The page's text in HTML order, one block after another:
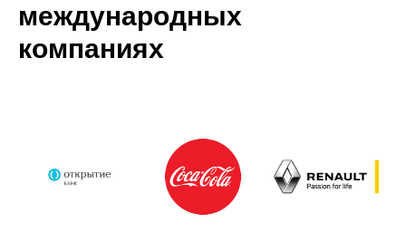
международных
компаниях